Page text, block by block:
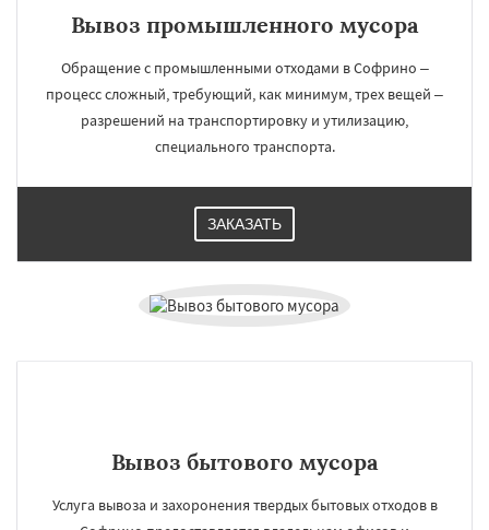
Вывоз промышленного мусора
Обращение с промышленными отходами в Софрино –
процесс сложный, требующий, как минимум, трех вещей –
разрешений на транспортировку и утилизацию,
специального транспорта.
ЗАКАЗАТЬ
Вывоз бытового мусора
Услуга вывоза и захоронения твердых бытовых отходов в